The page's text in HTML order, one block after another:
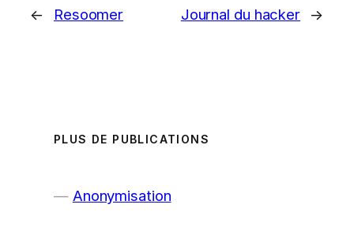
← Resoomer Journal du hacker →
PLUS DE PUBLICATIONS
Anonymisation